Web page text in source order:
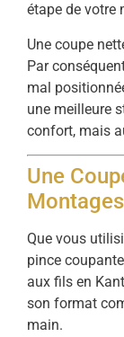
étape de votre
Une coupe
Par
mal
une meilleure
confort, mais
Une
Que vous
pince
aux fils en
son format
main.